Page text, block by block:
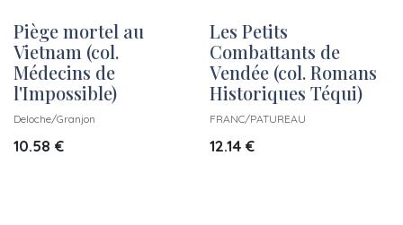
Piège mortel au
Vietnam (col.
Médecins de
l'Impossible)
Deloche/Granjon
10.58 €
Les Petits
Combattants de
Vendée (col. Romans
Historiques Téqui)
FRANC/PATUREAU
12.14€